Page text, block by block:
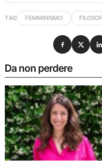
TAG FEMMINISMO
Da non perdere
Condividi su